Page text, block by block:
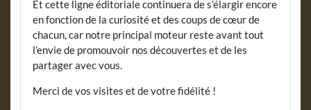
Et cette ligne éditoriale continuera de s’élargir encore
en fonction de la curiosité et des coups de cœur de
chacun, car notre principal moteur reste avant tout
l’envie de promouvoir nos découvertes et de les
partager avec vous.
Merci de vos visites et de votre fidélité !